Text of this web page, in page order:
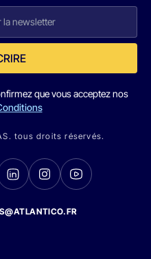
que vous acceptez nos
tous droits réservés.